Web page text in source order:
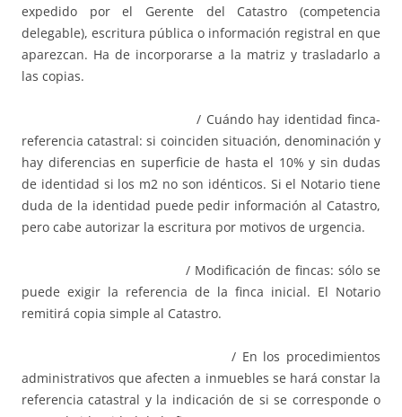
expedido por el Gerente del Catastro (competencia
delegable), escritura pública o información registral en que
aparezcan. Ha de incorporarse a la matriz y trasladarlo a
las copias.
/ Cuándo hay identidad finca-
referencia catastral: si coinciden situación, denominación y
hay diferencias en superficie de hasta el 10% y sin dudas
de identidad si los m2 no son idénticos. Si el Notario tiene
duda de la identidad puede pedir información al Catastro,
pero cabe autorizar la escritura por motivos de urgencia.
/ Modificación de fincas: sólo se
puede exigir la referencia de la finca inicial. El Notario
remitirá copia simple al Catastro.
/ En los procedimientos
administrativos que afecten a inmuebles se hará constar la
referencia catastral y la indicación de si se corresponde o